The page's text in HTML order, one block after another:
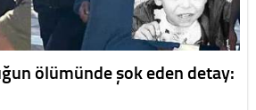
ölümünde şok eden detay: